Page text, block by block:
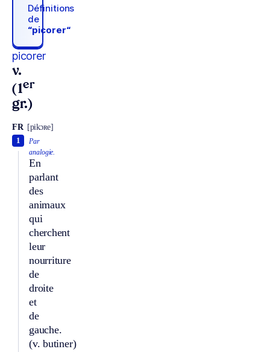
Définitions
de
“picorer“
picorer
v.
(1er
gr.)
FR [pikɔʀe]
Par
analogie.
En
parlant
des
animaux
qui
cherchent
leur
nourriture
de
droite
et
de
gauche.
(v. butiner)
1